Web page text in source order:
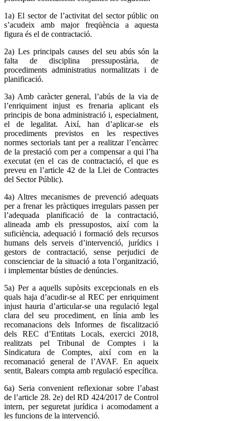
1a) El sector de l’activitat del sector públic on
s’acudeix amb major freqüència a aquesta
figura és el de contractació.
2a) Les principals causes del seu abús són la
falta de disciplina pressupostària, de
procediments administratius normalitzats i de
planificació.
3a) Amb caràcter general, l’abús de la via de
l’enriquiment injust es frenaria aplicant els
principis de bona administració i, especialment,
el de legalitat. Així, han d’aplicar-se els
procediments previstos en les respectives
normes sectorials tant per a realitzar l’encàrrec
de la prestació com per a compensar a qui l’ha
executat (en el cas de contractació, el que es
preveu en l’article 42 de la Llei de Contractes
del Sector Públic).
4a) Altres mecanismes de prevenció adequats
per a frenar les pràctiques irregulars passen per
l’adequada planificació de la contractació,
alineada amb els pressupostos, així com la
suficiència, adequació i formació dels recursos
humans dels serveis d’intervenció, jurídics i
gestors de contractació, sense perjudici de
conscienciar de la situació a tota l’organització,
i implementar bústies de denúncies.
5a) Per a aquells supòsits excepcionals en els
quals haja d’acudir-se al REC per enriquiment
injust hauria d’articular-se una regulació legal
clara del seu procediment, en línia amb les
recomanacions dels Informes de fiscalització
dels REC d’Entitats Locals, exercici 2018,
realitzats pel Tribunal de Comptes i la
Sindicatura de Comptes, així com en la
recomanació general de l’AVAF. En aqueix
sentit, Balears compta amb regulació específica.
6a) Seria convenient reflexionar sobre l’abast
de l’article 28. 2e) del RD 424/2017 de Control
intern, per seguretat jurídica i acomodament a
les funcions de la intervenció.